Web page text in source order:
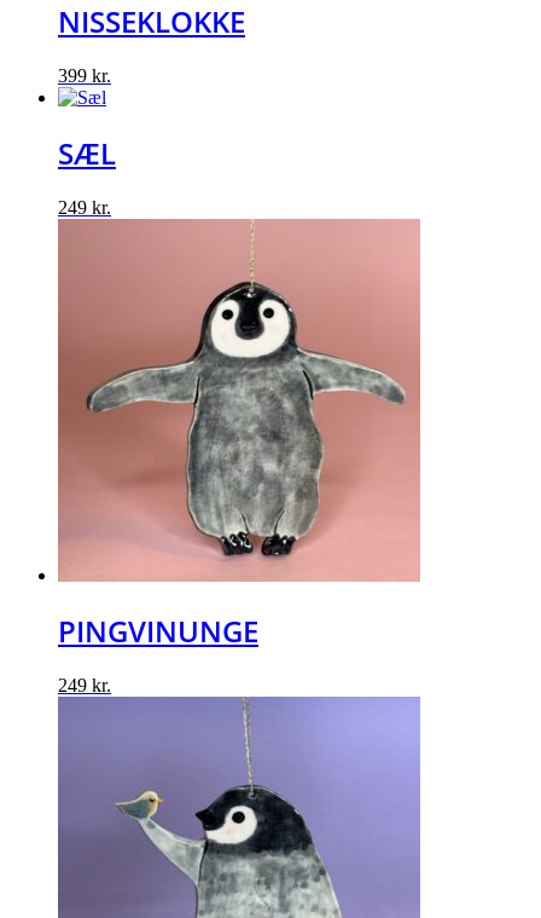
NISSEKLOKKE
399 kr.
SÆL
249 kr.
PINGVINUNGE
249 kr.